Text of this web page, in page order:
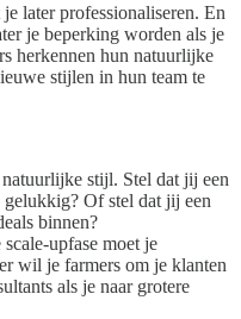
later professionaliseren. En
je beperking worden als je
herkennen hun natuurlijke
stijlen in hun team te
stijl. Stel dat jij een
Of stel dat jij een
binnen?
upfase moet je
wil je farmers om je klanten
als je naar grotere